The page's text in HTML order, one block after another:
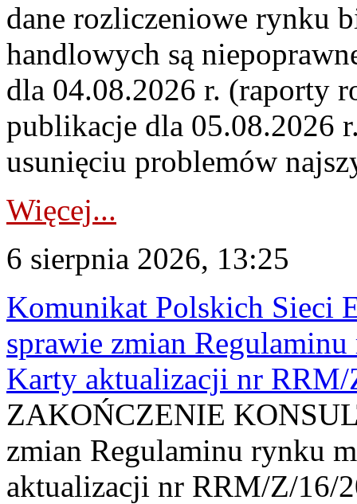
dane rozliczeniowe rynku
handlowych są
dla 04.08.2026 r. (raporty
publikacje dla 05.08.2026
usunięciu problemów
Więcej...
6 sierpnia 2026, 13:25
Komunikat Polskich Sieci
sprawie zmian
Karty aktualizacji nr
ZAKOŃCZENIE
zmian Regulaminu rynku
aktualizacji nr RRM/Z/16/